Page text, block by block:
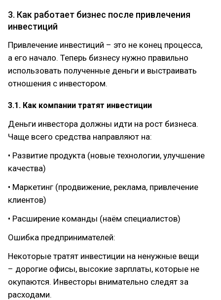
3. Как работает бизнес после привлечения
инвестиций
Привлечение инвестиций – это не конец процесса,
а его начало. Теперь бизнесу нужно правильно
использовать полученные деньги и выстраивать
отношения с инвестором.
3.1. Как компании тратят инвестиции
Деньги инвестора должны идти на рост бизнеса.
Чаще всего средства направляют на:
• Развитие продукта (новые технологии, улучшение
качества)
• Маркетинг (продвижение, реклама, привлечение
клиентов)
• Расширение команды (наём специалистов)
Ошибка предпринимателей:
Некоторые тратят инвестиции на ненужные вещи
– дорогие офисы, высокие зарплаты, которые не
окупаются. Инвесторы внимательно следят за
расходами.